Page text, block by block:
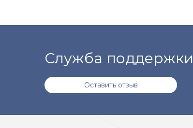
Служба поддержки
Оставить отзыв